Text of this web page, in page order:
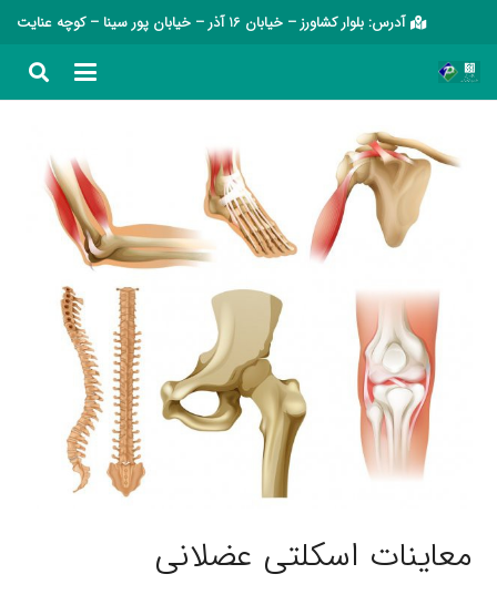
آدرس: بلوار کشاورز – خیابان 16 آذر – خیابان پور سینا – کوچه عنایت
معاینات اسکلتی عضلانی